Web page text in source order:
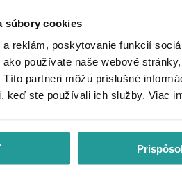
súbory cookies
a reklám, poskytovanie funkcií
používate naše webové
Títo partneri môžu príslušné
keď ste používali ich služby. Viac